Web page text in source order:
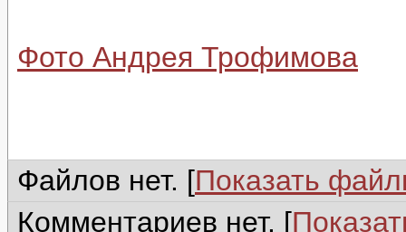
Фото Андрея Трофимова
Файлов нет. [Показать
Комментариев нет. [